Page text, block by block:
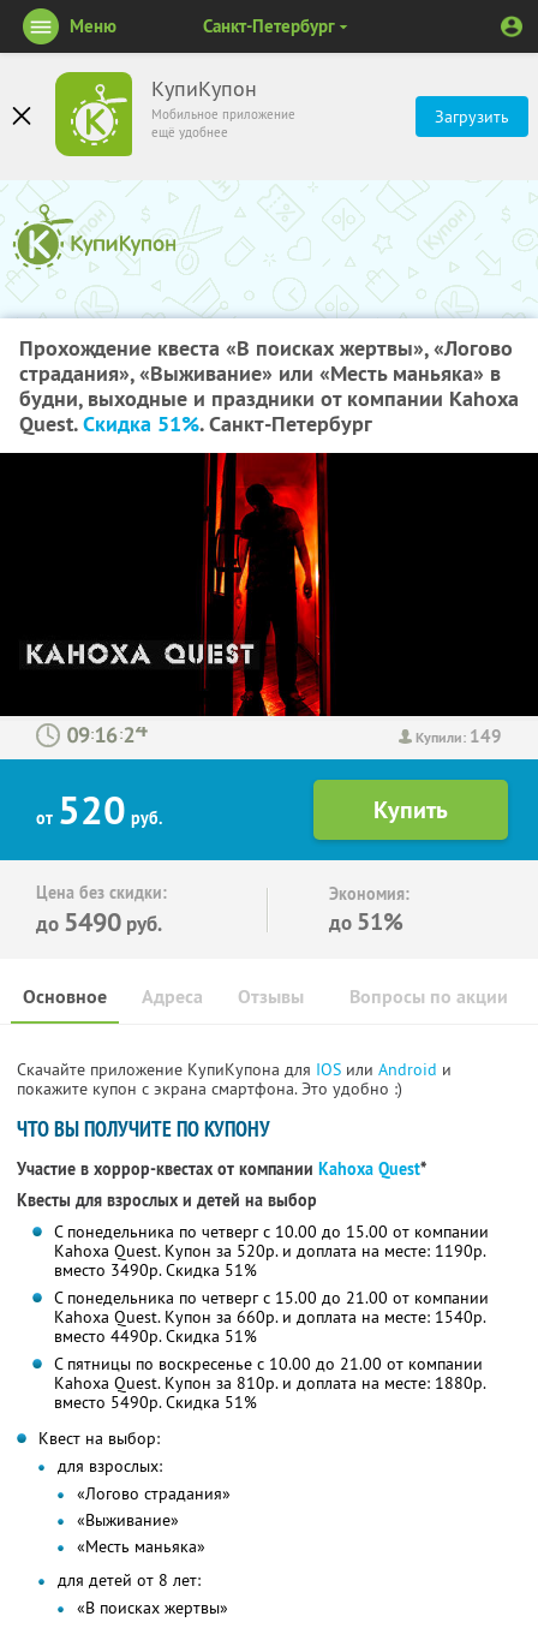
КупиКупон
Мобильное приложение
ещё удобнее
Загрузить
Меню Санкт-Петербург
Прохождение квеста «В поисках жертвы», «Логово
страдания», «Выживание» или «Месть маньяка» в
будни, выходные и праздники от компании Kahoxa
Quest.Скидка 51%. Санкт-Петербург
Купили: 149
: :
от 520 руб.
Цена без скидки:
до 5490 руб.
Экономия:
до 51%
Основное Отзывы Вопросы по акции
Адреса
Скачайте приложение КупиКупона для IOS или Android и
покажите купон с экрана смартфона. Это удобно :)
ЧТО ВЫ ПОЛУЧИТЕ ПО КУПОНУ
Участие в хоррор-квестах от компании Kahoxa Quest*
Квесты для взрослых и детей на выбор
С понедельника по четверг с 10.00 до 15.00 от компании
Kahoxa Quest. Купон за 520р. и доплата на месте: 1190р.
вместо 3490р. Скидка 51%
С понедельника по четверг с 15.00 до 21.00 от компании
Kahoxa Quest. Купон за 660р. и доплата на месте: 1540р.
вместо 4490р. Скидка 51%
С пятницы по воскресенье с 10.00 до 21.00 от компании
Kahoxa Quest. Купон за 810р. и доплата на месте: 1880р.
вместо 5490р. Скидка 51%
Квест на выбор:
для взрослых:
«Логово страдания»
«Выживание»
«Месть маньяка»
для детей от 8 лет:
«В поисках жертвы»